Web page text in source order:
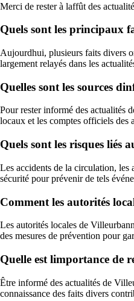
Merci de rester à laffût des
Quels sont les principaux
Aujourdhui, plusieurs faits divers
largement relayés dans les
Quelles sont les sources
Pour rester informé des actualités
locaux et les comptes officiels des
Quels sont les risques liés
Les accidents de la circulation, les
sécurité pour prévenir de tels
Comment les autorités
Les autorités locales de
des mesures de prévention pour
Quelle est limportance de
Être informé des actualités de
connaissance des faits divers